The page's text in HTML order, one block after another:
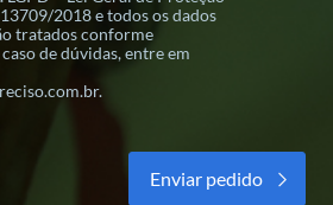
2018 e todos os dados
tratados conforme
de dúvidas, entre em